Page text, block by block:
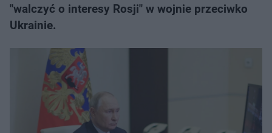
"walczyć o interesy Rosji" w wojnie przeciwko
Ukrainie.